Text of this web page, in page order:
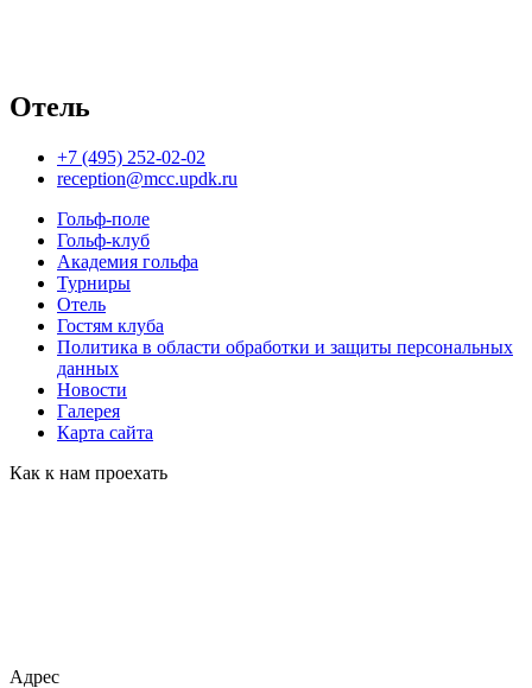
Отель
+7 (495) 252-02-02
reception@mcc.updk.ru
Гольф-поле
Гольф-клуб
Академия гольфа
Турниры
Отель
Гостям клуба
Политика в области обработки и защиты персональных
данных
Новости
Галерея
Карта сайта
Как к нам проехать
Адрес